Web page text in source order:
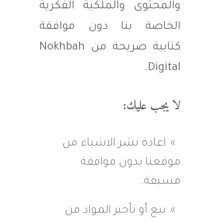
والمحتوى والملكية الفكرية
الخاصة بنا دون موافقة
كتابية صريحة من Nokhbah
Digital.
لا يجب عليك:
اعادة نشر الاشياء من
موقعنا بدون موافقة
مسبقة.
بيع أو تأجير المواد من